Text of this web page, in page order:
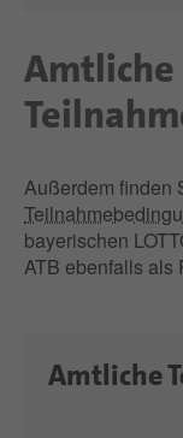
Amtliche
Außerdem finden
bayerischen
ATB ebenfalls als
Amtliche